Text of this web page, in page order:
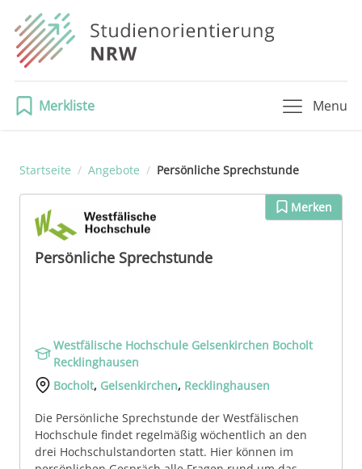
Merkliste Menu
Startseite / Angebote / Persönliche Sprechstunde
Merken
Persönliche Sprechstunde
Westfälische Hochschule Gelsenkirchen Bocholt
Recklinghausen
Bocholt, Gelsenkirchen, Recklinghausen
Die Persönliche Sprechstunde der Westfälischen
Hochschule findet regelmäßig wöchentlich an den
drei Hochschulstandorten statt. Hier können im